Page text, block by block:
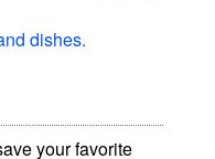
dishes.
your favorite